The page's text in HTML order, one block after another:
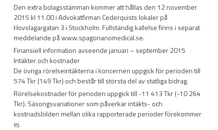
Den extra bolagsstämman kommer att hållas den 12 november
2015 kl 11.00 i Advokatfirman Cederquists lokaler på
Hovslagargatan 3 i Stockholm. Fullständig kallelse finns i separat
meddelande på www.spagonanomedical.se.
Finansiell information avseende januari – september 2015
Intäkter och kostnader
De övriga rörelseintäkterna i koncernen uppgick för perioden till
574 Tkr (149 Tkr) och består till största del av statliga bidrag.
Rörelsekostnader för perioden uppgick till -11 413 Tkr (-10 264
Tkr). Säsongsvariationer som påverkar intäkts- och
kostnadsbilden mellan olika rapporterade perioder förekommer
ej.